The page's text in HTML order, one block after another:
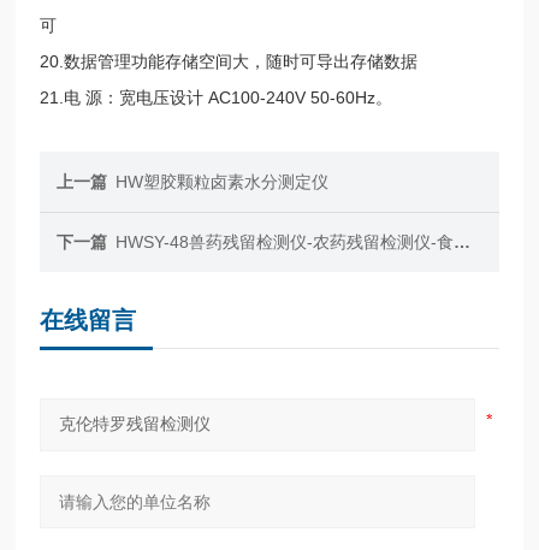
可
20.数据管理功能存储空间大，随时可导出存储数据
21.电 源：宽电压设计 AC100-240V 50-60Hz。
上一篇 HW塑胶颗粒卤素水分测定仪
下一篇 HWSY-48兽药残留检测仪-农药残留检测仪-食品安全检测仪
在线留言